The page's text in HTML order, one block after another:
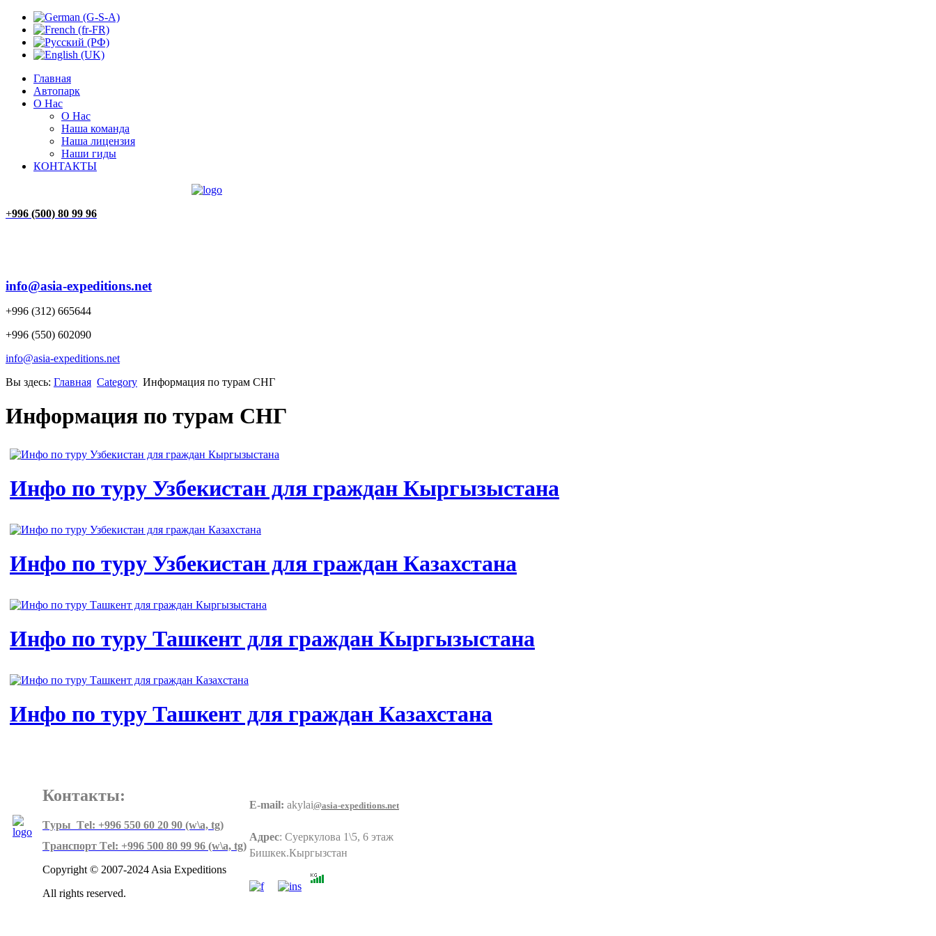
Главная
Автопарк
О Нас
О Нас
Наша команда
Наша лицензия
Наши гиды
КОНТАКТЫ
+996 (500) 80 99 96
info@asia-expeditions.net
+996 (312) 665644
+996 (550) 602090
info@asia-expeditions.net
Вы здесь: Главная Category Информация по турам СНГ
Информация по турам СНГ
Инфо по туру Узбекистан для граждан Кыргызыстана
Инфо по туру Узбекистан для граждан Казахстана
Инфо по туру Ташкент для граждан Кыргызыстана
Инфо по туру Ташкент для граждан Казахстана
Контакты:
Tуры Тel: +996 550 60 20 90 (w\a, tg)
Tранспорт Тel: +996 500 80 99 96 (w\a, tg)
Copyright © 2007-2024 Asia Expeditions
All rights reserved.
E-mail: akylai@asia-expeditions.net
Адрес: Суеркулова 1\5, 6 этаж
Бишкек.Кыргызстан